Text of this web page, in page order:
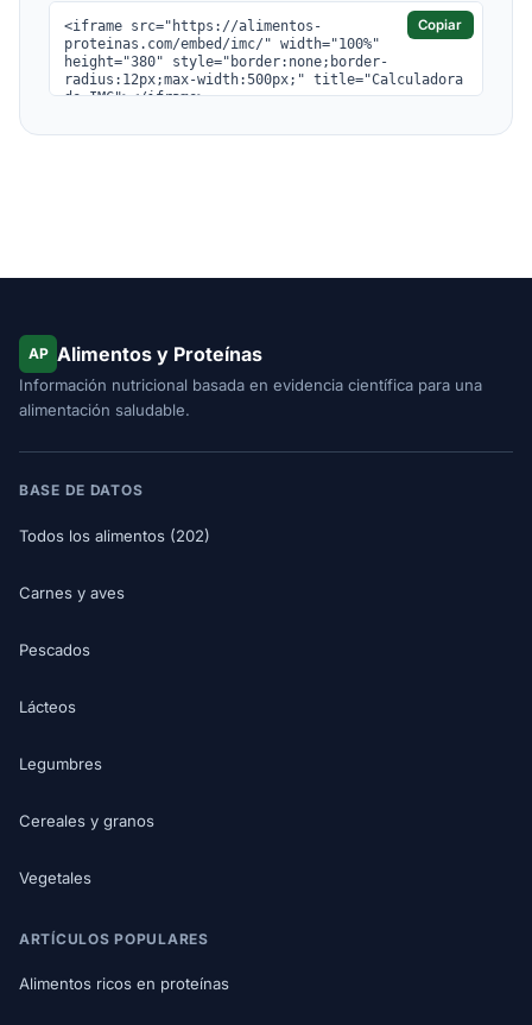
Copiar
AP Alimentos y Proteínas
Información nutricional basada en evidencia científica para una
alimentación saludable.
BASE DE DATOS
Todos los alimentos (202)
Carnes y aves
Pescados
Lácteos
Legumbres
Cereales y granos
Vegetales
ARTÍCULOS POPULARES
Alimentos ricos en proteínas